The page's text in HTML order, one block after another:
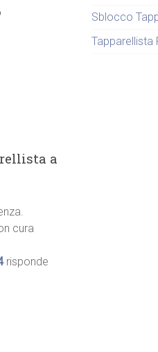
a
cura
risponde
Sblocco
Tapparellista